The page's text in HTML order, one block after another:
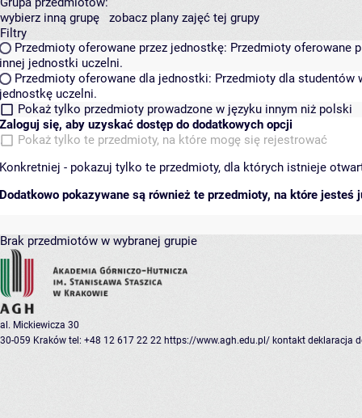
wybierz inną grupę
zobacz plany zajęć tej grupy
Filtry
Przedmioty oferowane przez jednostkę: Przedmioty oferowane
innej jednostki uczelni.
Przedmioty oferowane dla jednostki: Przedmioty dla studentów
jednostkę uczelni.
Pokaż tylko przedmioty prowadzone w języku innym niż polski
Zaloguj się, aby uzyskać dostęp do dodatkowych opcji
Pokaż tylko te przedmioty, na które mogę się rejestrować
Konkretniej - pokazuj tylko te przedmioty, dla których istnieje
Dodatkowo pokazywane są również te przedmioty, na które jesteś
Brak przedmiotów w wybranej grupie
al. Mickiewicza 30
30-059 Kraków tel: +48 12 617 22 22 https://www.agh.edu.pl/ kontakt deklaracja